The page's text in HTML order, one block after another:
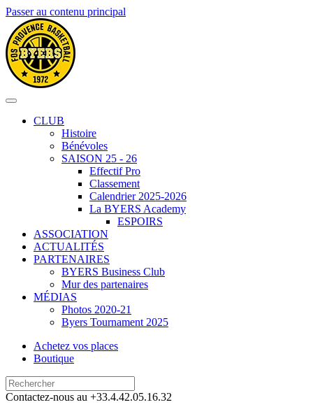
Passer au contenu principal
CLUB
Histoire
Bénévoles
SAISON 25 - 26
Effectif Pro
Classement
Calendrier 2025-2026
La BYERS Academy
ESPOIRS
ASSOCIATION
ACTUALITÉS
PARTENAIRES
BYERS Business Club
Mur des partenaires
MÉDIAS
Photos 2020-21
Byers Tournament 2025
Achetez vos places
Boutique
Contactez-nous au +33.4.42.05.16.32